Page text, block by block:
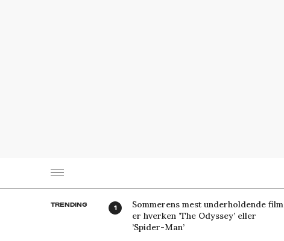
TRENDING
Sommerens mest underholdende film
er hverken ’The Odyssey’ eller
’Spider-Man’